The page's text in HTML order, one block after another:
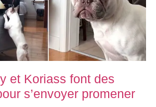
et Koriass font des
s’envoyer promener